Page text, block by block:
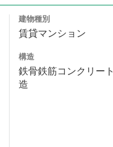
建物種別
賃貸マンション
構造
鉄骨鉄筋コンクリート
造